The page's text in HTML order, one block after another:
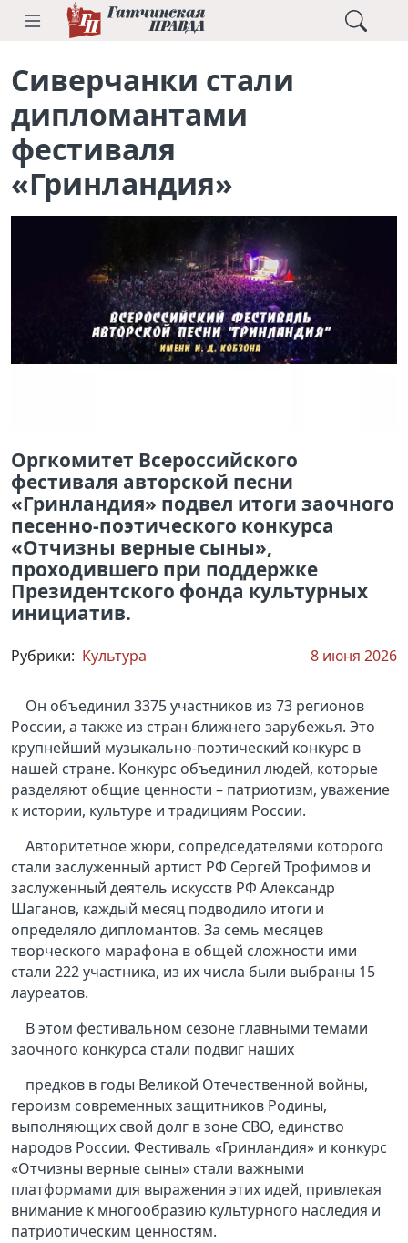
Сиверчанки стали
дипломантами
фестиваля
«Гринландия»
Оргкомитет Всероссийского
фестиваля авторской песни
«Гринландия» подвел итоги заочного
песенно-поэтического конкурса
«Отчизны верные сыны»,
проходившего при поддержке
Президентского фонда культурных
инициатив.
Рубрики: Культура 8 июня 2026
Он объединил 3375 участников из 73 регионов
России, а также из стран ближнего зарубежья. Это
крупнейший музыкально-поэтический конкурс в
нашей стране. Конкурс объединил людей, которые
разделяют общие ценности – патриотизм, уважение
к истории, культуре и традициям России.
Авторитетное жюри, сопредседателями которого
стали заслуженный артист РФ Сергей Трофимов и
заслуженный деятель искусств РФ Александр
Шаганов, каждый месяц подводило итоги и
определяло дипломантов. За семь месяцев
творческого марафона в общей сложности ими
стали 222 участника, из их числа были выбраны 15
лауреатов.
В этом фестивальном сезоне главными темами
заочного конкурса стали подвиг наших
предков в годы Великой Отечественной войны,
героизм современных защитников Родины,
выполняющих свой долг в зоне СВО, единство
народов России. Фестиваль «Гринландия» и конкурс
«Отчизны верные сыны» стали важными
платформами для выражения этих идей, привлекая
внимание к многообразию культурного наследия и
патриотическим ценностям.